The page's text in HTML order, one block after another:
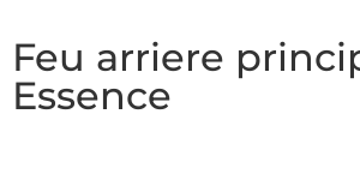
Feu arriere
Essence